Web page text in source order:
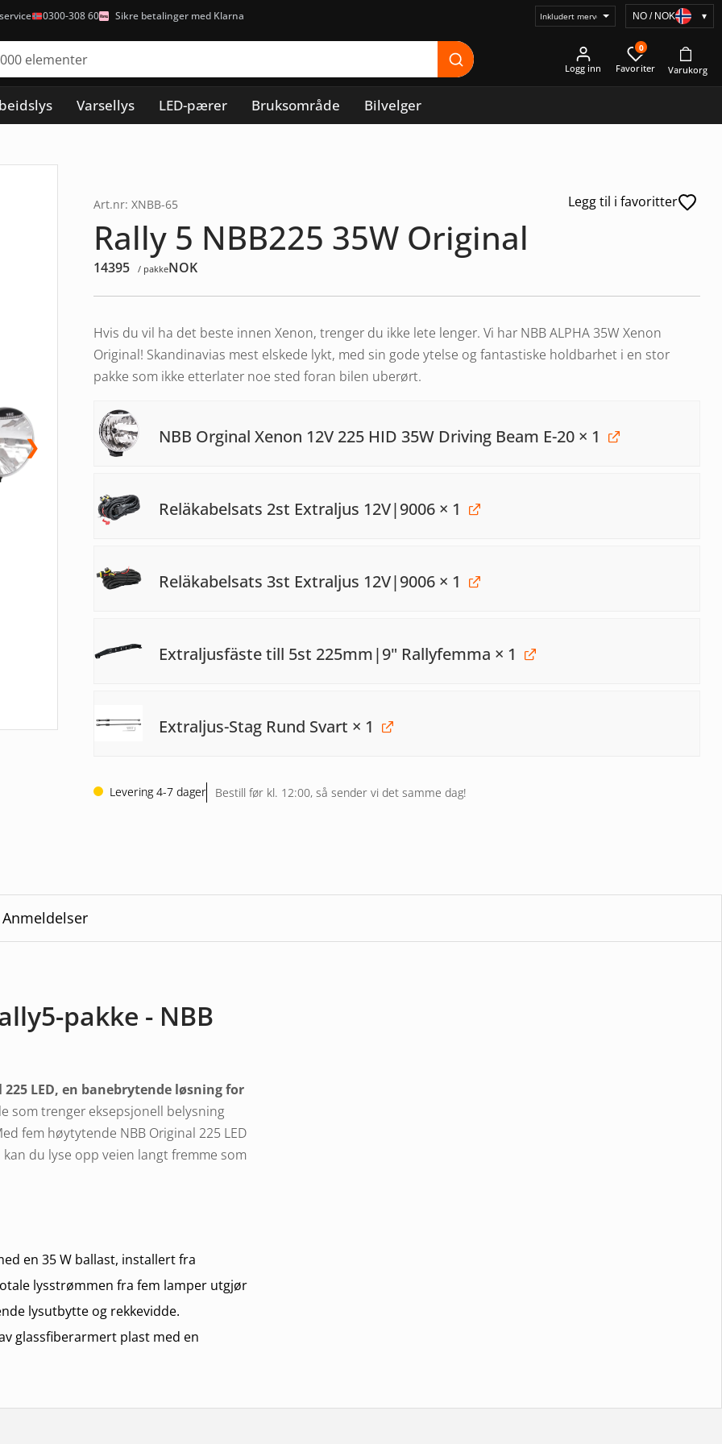
0300-308 60 Sikre betalinger med Klarna
Velg
NO / NOK ▾
Logg inn
0
Varsellys LED-pærer Bruksområde Bilvelger
❯
Legg til i favoritter
Art.nr: XNBB-65
Rally 5 NBB225 35W Original
14395 / pakkeNOK
Hvis du vil ha det beste innen Xenon, trenger du ikke lete lenger. Vi har NBB ALPHA 35W Xenon
Original! Skandinavias mest elskede lykt, med sin gode ytelse og fantastiske holdbarhet i en stor
pakke som ikke etterlater noe sted foran bilen uberørt.
NBB Orginal Xenon 12V 225 HID 35W Driving Beam E-20 × 1
Reläkabelsats 2st Extraljus 12V|9006 × 1
Reläkabelsats 3st Extraljus 12V|9006 × 1
Extraljusfäste till 5st 225mm|9" Rallyfemma × 1
Extraljus-Stag Rund Svart × 1
Levering 4-7 dager Bestill før kl. 12:00, så sender vi det samme dag!
Anmeldelser
pakke - NBB
LED, en banebrytende løsning for
som trenger eksepsjonell belysning
fem høytytende NBB Original 225 LED
du lyse opp veien langt fremme som
en 35 W ballast, installert fra
lysstrømmen fra fem lamper utgjør
lysutbytte og rekkevidde.
glassfiberarmert plast med en